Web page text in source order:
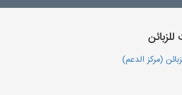
(مركز الدعم)